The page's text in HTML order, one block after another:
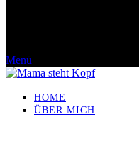
Menü
HOME
ÜBER MICH